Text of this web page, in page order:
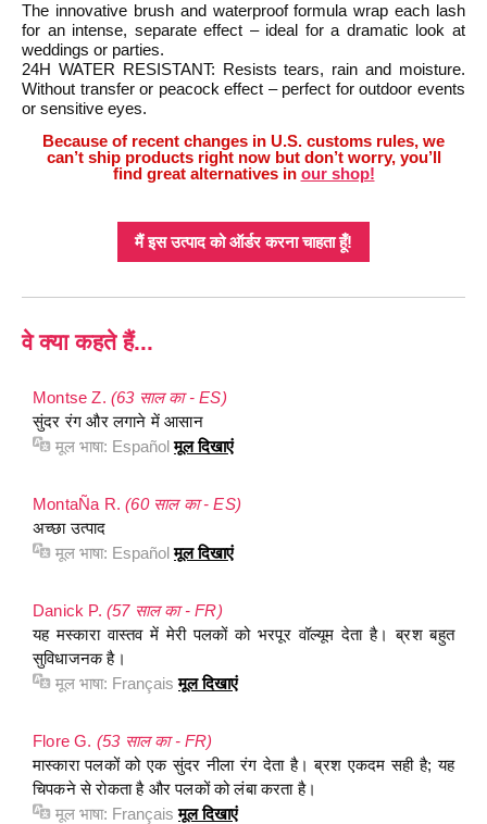
The innovative brush and waterproof formula wrap each lash
for an intense, separate effect – ideal for a dramatic look at
weddings or parties.
24H WATER RESISTANT: Resists tears, rain and moisture.
Without transfer or peacock effect – perfect for outdoor events
or sensitive eyes.
Because of recent changes in U.S. customs rules, we
can’t ship products right now but don’t worry, you’ll
find great alternatives in our shop!
मैं इस उत्पाद को ऑर्डर करना चाहता हूँ!
वे क्या कहते हैं...
Montse Z. (63 साल का - ES)
सुंदर रंग और लगाने में आसान
मूल भाषा: Español मूल दिखाएं
MontaÑa R.(60 साल का - ES)
अच्छा उत्पाद
मूल भाषा: Español मूल दिखाएं
Danick P. (57 साल का - FR)
यह मस्कारा वास्तव में मेरी पलकों को भरपूर वॉल्यूम देता है। ब्रश बहुत
सुविधाजनक है।
मूल भाषा: Français मूल दिखाएं
Flore G. (53 साल का - FR)
मास्कारा पलकों को एक सुंदर नीला रंग देता है। ब्रश एकदम सही है; यह
चिपकने से रोकता है और पलकों को लंबा करता है।
मूल भाषा: Français मूल दिखाएं